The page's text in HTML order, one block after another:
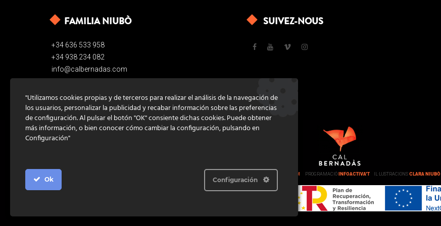
FAMILIA NIUBÒ
+34 636 533 958
+34 938 234 082
info@calbernadas.com
SUIVEZ-NOUS
GRATSTUDIO.COM PROGRAMACIÓ INFOACTIVA'T IL·LUSTRACIONS CLARA NIUBÒ
"Utilizamos cookies propias y de terceros para realizar el análisis de la navegación de
los usuarios, personalizar la publicidad y recabar información sobre las preferencias
de configuración. Al pulsar el botón "OK" consiente dichas cookies. Puede obtener
más información, o bien conocer cómo cambiar la configuración, pulsando en
Configuración"
Ok Configuración